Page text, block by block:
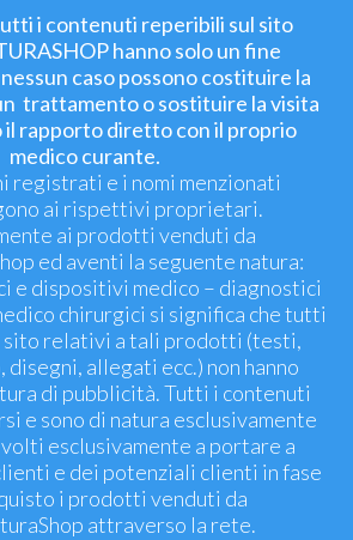
i contenuti reperibili sul sito
hanno solo un fine
caso possono costituire la
trattamento o sostituire la visita
il rapporto diretto con il proprio
medico curante.
registrati e i nomi menzionati
ai rispettivi proprietari.
ai prodotti venduti da
ed aventi la seguente natura:
e dispositivi medico – diagnostici
chirurgici si significa che tutti
sito relativi a tali prodotti (testi,
disegni, allegati ecc.) non hanno
di pubblicità. Tutti i contenuti
e sono di natura esclusivamente
esclusivamente a portare a
e dei potenziali clienti in fase
i prodotti venduti da
attraverso la rete.